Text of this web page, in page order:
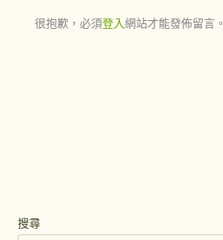
很抱歉，必須登入網站才能發佈留言。
搜尋